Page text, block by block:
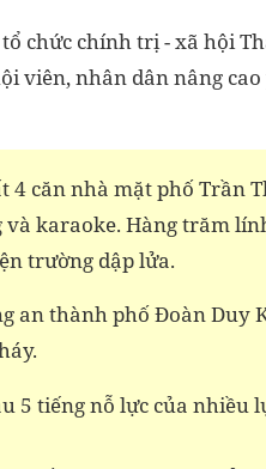
chức chính trị - xã hội
viên, nhân dân nâng
căn nhà mặt phố Trần
karaoke. Hàng trăm
trường dập lửa.
an thành phố Đoàn Duy
5 tiếng nỗ lực của nhiều